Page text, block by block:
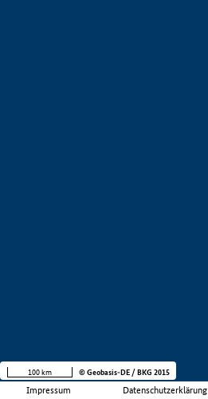
Impressum Datenschutzerklärung
100 km © Geobasis-DE / BKG 2015